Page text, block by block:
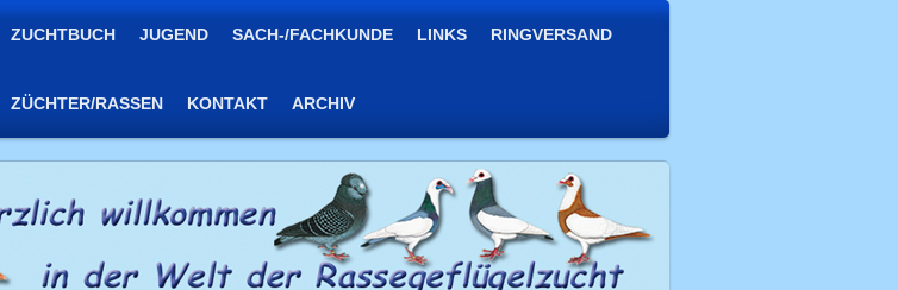
ZUCHTBUCH JUGEND SACH-/FACHKUNDE LINKS RINGVERSAND
ZÜCHTER/RASSEN KONTAKT ARCHIV